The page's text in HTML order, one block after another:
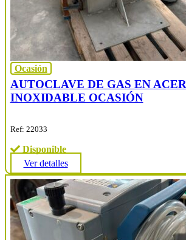
Ocasión
AUTOCLAVE DE GAS EN
INOXIDABLE OCASIÓN
Ref: 22033
Disponible
Ver detalles